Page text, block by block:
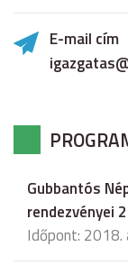
E-mail cím
Gubbantós
rendezvényei
Időpont: 2018.